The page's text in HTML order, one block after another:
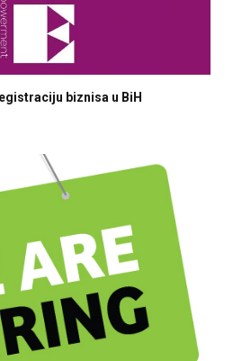
biznisa u BiH